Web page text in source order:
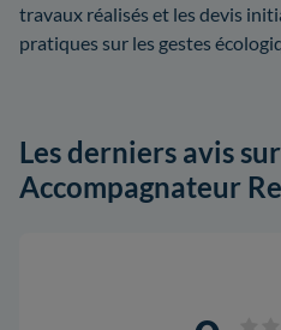
travaux réalisés et les devis
pratiques sur les gestes
Les derniers avis
Accompagnateur